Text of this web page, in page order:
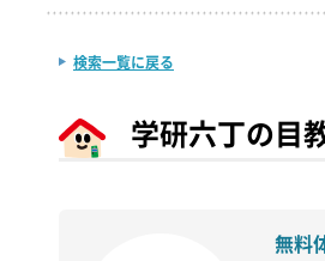
検索一覧に戻る
学研六丁の目
無料